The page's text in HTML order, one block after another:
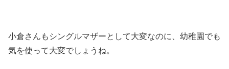
小倉さんもシングルマザーとして大変なのに、幼稚園でも
気を使って大変でしょうね。